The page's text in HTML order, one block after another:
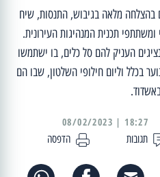
בהצלחה מלאה בגיבוש, התנסות, שיח
ומשתתפי תכנית המנהיגות העירונית.
העניק להם סל כלים, בו ישתמשו
בכלל וליום חילופי השלטון, שבו הם
תגובות הדפסה
18:27 | 08/02/2023